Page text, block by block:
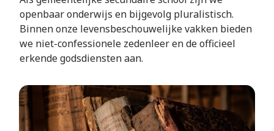
openbaar onderwijs en bijgevolg pluralistisch.
Binnen onze levensbeschouwelijke vakken bieden
we niet-confessionele zedenleer en de officieel
erkende godsdiensten aan.